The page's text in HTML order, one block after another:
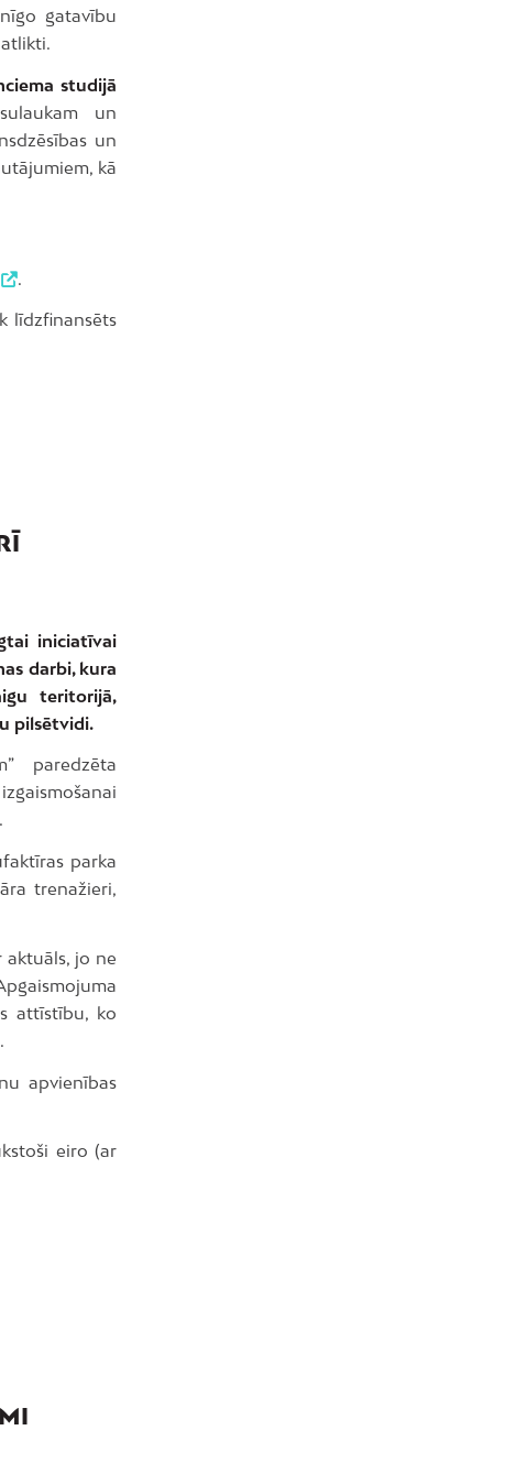
gatavību
studijā
un
un
kā
.
līdzfinansēts
iniciatīvai
darbi, kura
teritorijā,
pilsētvidi.
paredzēta
.
parka
trenažieri,
aktuāls, jo ne
attīstību, ko
apvienības
eiro (ar